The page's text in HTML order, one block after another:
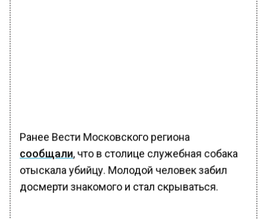
Ранее Вести Московского региона
сообщали, что в столице служебная собака
отыскала убийцу. Молодой человек забил
досмерти знакомого и стал скрываться.